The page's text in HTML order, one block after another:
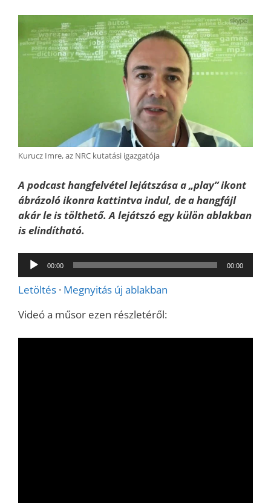
Kurucz Imre, az NRC kutatási igazgatója
A podcast hangfelvétel lejátszása a „play” ikont
ábrázoló ikonra kattintva indul, de a hangfájl
akár le is tölthető. A lejátszó egy külön ablakban
is elindítható.
Audió
lejátszó
00:00 00:00
Letöltés · Megnyitás új ablakban
Videó a műsor ezen részletéről: